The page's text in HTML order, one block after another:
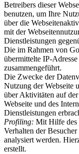
Betreibers dieser
benutzen, um Ihre
über die
mit der
Dienstleistungen
Die im Rahmen von
übermittelte IP-
zusammengeführt.
Die Zwecke der
Nutzung der Webseite
über Aktivitäten auf
Webseite und des
Dienstleistungen
Profiling: Mit Hilfe des
Verhalten der
analysiert werden.
erstellt.